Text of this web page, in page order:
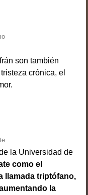
son también
crónica, el
la Universidad de
como el
llamada triptófano,
la